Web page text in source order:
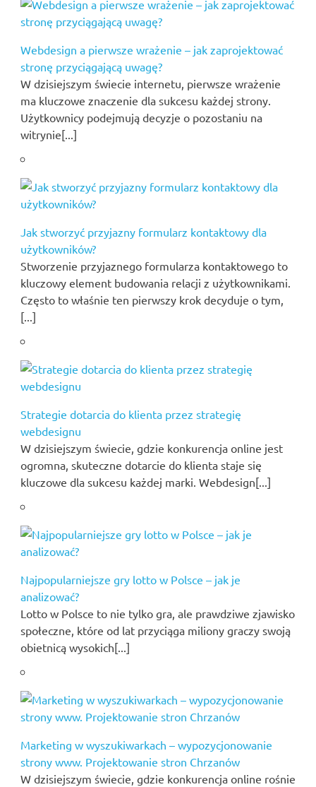
Webdesign a pierwsze wrażenie – jak zaprojektować
stronę przyciągającą uwagę?
W dzisiejszym świecie internetu, pierwsze wrażenie
ma kluczowe znaczenie dla sukcesu każdej strony.
Użytkownicy podejmują decyzje o pozostaniu na
witrynie[...]
Jak stworzyć przyjazny formularz kontaktowy dla
użytkowników?
Stworzenie przyjaznego formularza kontaktowego to
kluczowy element budowania relacji z użytkownikami.
Często to właśnie ten pierwszy krok decyduje o tym,
[...]
Strategie dotarcia do klienta przez strategię
webdesignu
W dzisiejszym świecie, gdzie konkurencja online jest
ogromna, skuteczne dotarcie do klienta staje się
kluczowe dla sukcesu każdej marki. Webdesign[...]
Najpopularniejsze gry lotto w Polsce – jak je
analizować?
Lotto w Polsce to nie tylko gra, ale prawdziwe zjawisko
społeczne, które od lat przyciąga miliony graczy swoją
obietnicą wysokich[...]
Marketing w wyszukiwarkach – wypozycjonowanie
strony www. Projektowanie stron Chrzanów
W dzisiejszym świecie, gdzie konkurencja online rośnie